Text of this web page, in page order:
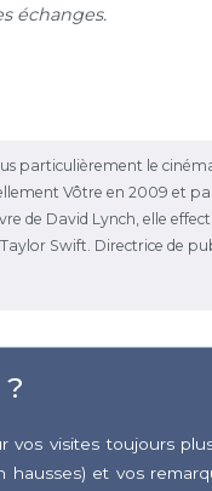
échanges.
particulièrement le
Vôtre en 2009 et
de David Lynch, elle
Swift. Directrice de
vos visites toujours
et vos